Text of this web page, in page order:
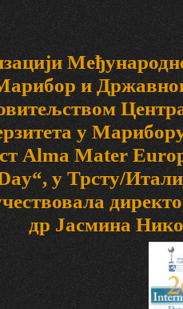
и
у
Аlma Mater
у Трсту/
др Јасмина